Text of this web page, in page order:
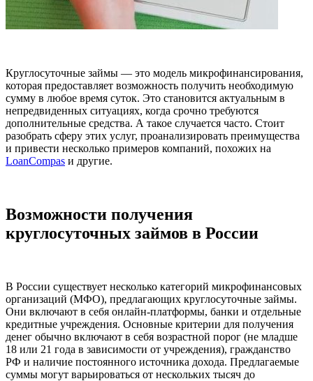
Круглосуточные займы — это модель микрофинансирования,
которая предоставляет возможность получить необходимую
сумму в любое время суток. Это становится актуальным в
непредвиденных ситуациях, когда срочно требуются
дополнительные средства. А такое случается часто. Стоит
разобрать сферу этих услуг, проанализировать преимущества
и привести несколько примеров компаний, похожих на
LoanCompas и другие.
Возможности получения
круглосуточных займов в России
В России существует несколько категорий микрофинансовых
организаций (МФО), предлагающих круглосуточные займы.
Они включают в себя онлайн-платформы, банки и отдельные
кредитные учреждения. Основные критерии для получения
денег обычно включают в себя возрастной порог (не младше
18 или 21 года в зависимости от учреждения), гражданство
РФ и наличие постоянного источника дохода. Предлагаемые
суммы могут варьироваться от нескольких тысяч до